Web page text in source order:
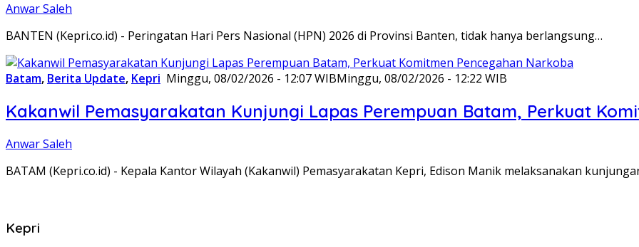
Anwar Saleh
BANTEN (Kepri.co.id) - Peringatan Hari Pers Nasional (HPN) 2026 di Provinsi Banten, tidak hanya berlangsung…
Batam, Berita Update, Kepri Minggu, 08/02/2026 - 12:07 WIBMinggu, 08/02/2026 - 12:22 WIB
Kakanwil Pemasyarakatan Kunjungi Lapas Perempuan Batam, Perkuat
Anwar Saleh
BATAM (Kepri.co.id) - Kepala Kantor Wilayah (Kakanwil) Pemasyarakatan Kepri, Edison Manik melaksanakan
Kepri